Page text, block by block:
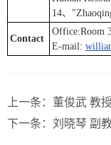
14、
Contact
Office:Room
E-mail:
上一条： 董俊武 教授
下一条： 刘晓琴 副